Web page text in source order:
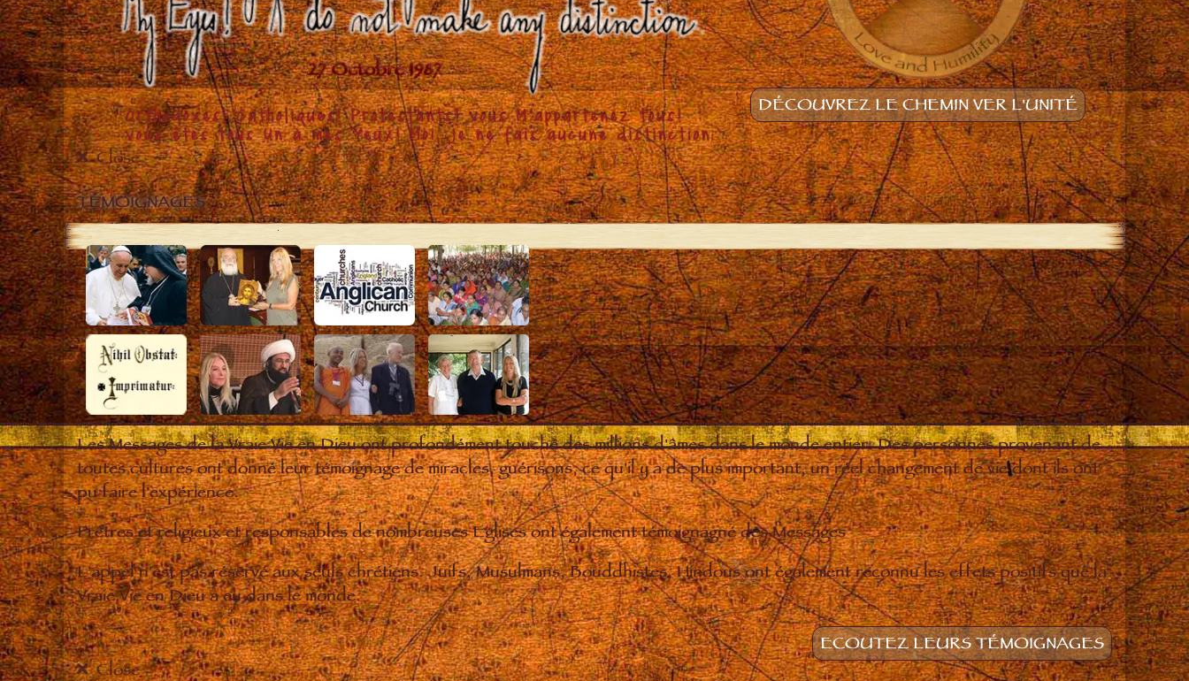
DÉCOUVREZ LE CHEMIN VER L'UNITÉ
Close
TÉMOIGNAGES
Les Messages de la Vraie Vie en Dieu ont profondément touché des millions d'âmes dans le monde entier. Des personnes provenant de
toutes cultures ont donné leur témoignage de miracles, guérisons, ce qu'il y a de plus important, un réel changement de vie dont ils ont
pu faire l'expérience.
Prêtres et religieux et responsables de nombreuses Eglises ont également témoignagné des Messages
L'appel n'est pas réservé aux seuls chrétiens. Juifs, Musulmans, Bouddhistes, Hindous ont également reconnu les effets positifs que la
Vraie Vie en Dieu a eu dans le monde.
ECOUTEZ LEURS TÉMOIGNAGES
Close